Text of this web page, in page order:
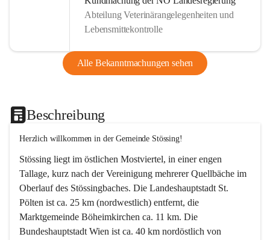
Abteilung Veterinärangelegenheiten und
Lebensmittekontrolle
Alle Bekanntmachungen sehen
Beschreibung
Herzlich willkommen in der Gemeinde Stössing!
Stössing liegt im östlichen Mostviertel, in einer engen
Tallage, kurz nach der Vereinigung mehrerer Quellbäche im
Oberlauf des Stössingbaches. Die Landeshauptstadt St.
Pölten ist ca. 25 km (nordwestlich) entfernt, die
Marktgemeinde Böheimkirchen ca. 11 km. Die
Bundeshauptstadt Wien ist ca. 40 km nordöstlich von